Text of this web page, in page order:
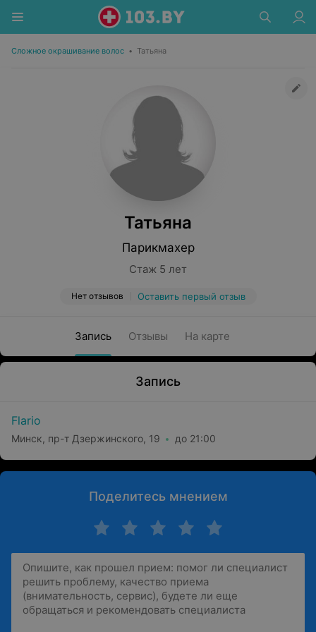
Сложное окрашивание волос • Татьяна
Татьяна
Парикмахер
Стаж 5 лет
Нет отзывов Оставить первый отзыв
Запись Отзывы На карте
Запись
Flario
Минск, пр-т Дзержинского, 19 до 21:00
Поделитесь мнением